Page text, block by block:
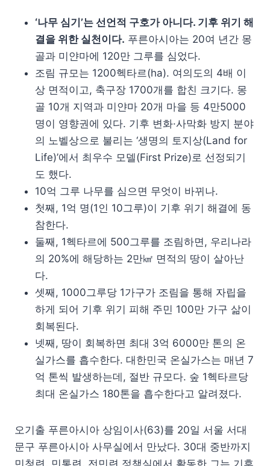
‘나무 심기’는 선언적 구호가 아니다. 기후 위기 해
결을 위한 실천이다. 푸른아시아는 20여 년간 몽
골과 미얀마에 120만 그루를 심었다.
조림 규모는 1200헥타르(ha). 여의도의 4배 이
상 면적이고, 축구장 1700개를 합친 크기다. 몽
골 10개 지역과 미얀마 20개 마을 등 4만5000
명이 영향권에 있다. 기후 변화·사막화 방지 분야
의 노벨상으로 불리는 ‘생명의 토지상(Land for
Life)’에서 최우수 모델(First Prize)로 선정되기
도 했다.
10억 그루 나무를 심으면 무엇이 바뀌나.
첫째, 1억 명(1인 10그루)이 기후 위기 해결에 동
참한다.
둘째, 1헥타르에 500그루를 조림하면, 우리나라
의 20%에 해당하는 2만㎢ 면적의 땅이 살아난
다.
셋째, 1000그루당 1가구가 조림을 통해 자립을
하게 되어 기후 위기 피해 주민 100만 가구 삶이
회복된다.
넷째, 땅이 회복하면 최대 3억 6000만 톤의 온
실가스를 흡수한다. 대한민국 온실가스는 매년 7
억 톤씩 발생하는데, 절반 규모다. 숲 1헥타르당
최대 온실가스 180톤을 흡수한다고 알려졌다.
오기출 푸른아시아 상임이사(63)를 20일 서울 서대
문구 푸른아시아 사무실에서 만났다. 30대 중반까지